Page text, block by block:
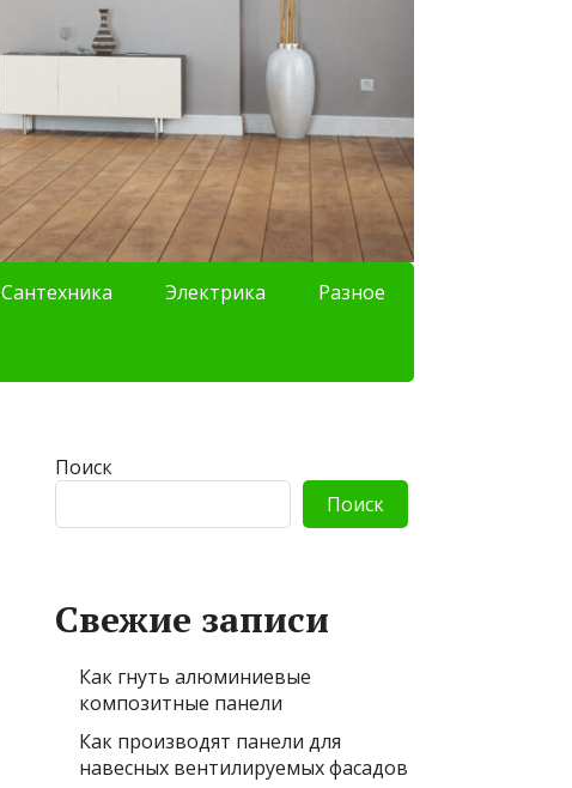
Сантехника Электрика Разное
Поиск
Поиск
Свежие записи
Как гнуть алюминиевые
композитные панели
Как производят панели для
навесных вентилируемых фасадов